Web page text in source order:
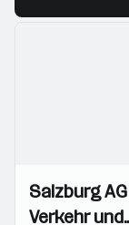
Videos
Einblicke
Einblicke
Salzburg
Verkehr und